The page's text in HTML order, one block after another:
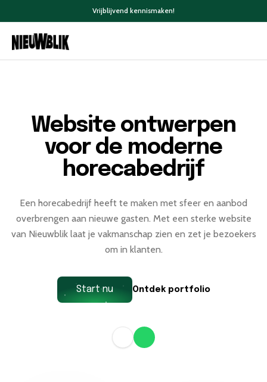
Vrijblijvend kennismaken!
Website ontwerpen
voor de moderne
horecabedrijf
Een horecabedrijf heeft te maken met sfeer en aanbod
overbrengen aan nieuwe gasten. Met een sterke website
van Nieuwblik laat je vakmanschap zien en zet je bezoekers
om in klanten.
Start nu Ontdek portfolio